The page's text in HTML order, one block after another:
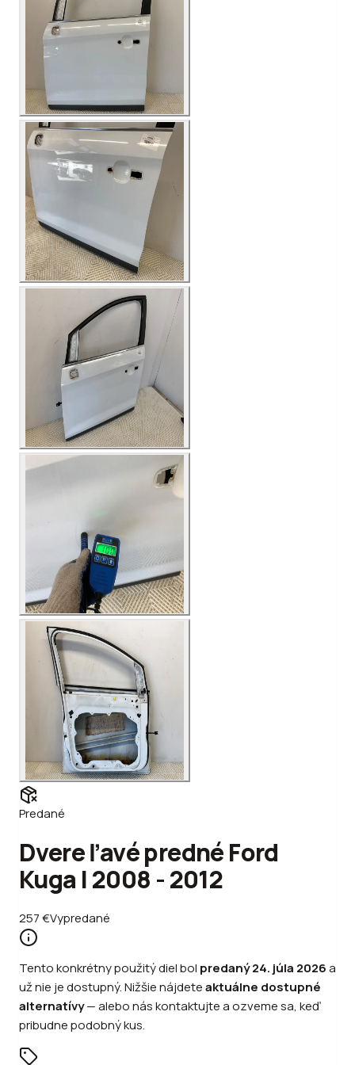
Predané
Dvere ľavé predné Ford
Kuga I 2008 - 2012
257€Vypredané
Tento konkrétny použitý diel bol predaný24. júla 2026a
už nie je dostupný. Nižšie nájdeteaktuálne dostupné
alternatívy—alebonás kontaktujte a ozveme sa, keď
pribudne podobný kus.